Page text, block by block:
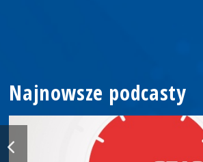
Najnowsze podcasty